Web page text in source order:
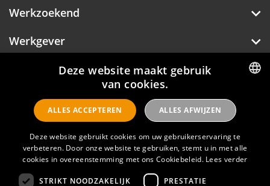
Werkzoekend
Werkgever
Over Hotelprofessionals
Hotelprofessionals
FAQ
Privacyverklaring
DUTCH
ENGLISH
Deze website maakt gebruik
van cookies.
Deze website gebruikt cookies om uw gebruikerservaring te
verbeteren. Door onze website te gebruiken, stemt u in met alle
cookies in overeenstemming met ons Cookiebeleid. Lees verder
STRIKT NOODZAKELIJK PRESTATIE
ALLES ACCEPTEREN ALLES AFWIJZEN